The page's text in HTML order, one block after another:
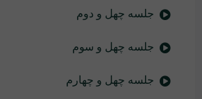
جلسه چهل و دوم
جلسه چهل و سوم
جلسه چهل و چهارم